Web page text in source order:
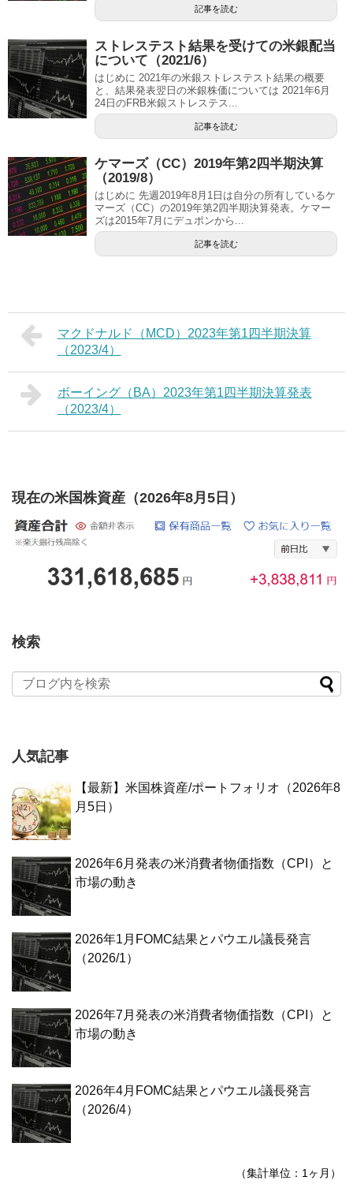
記事を読む
ストレステスト結果を受けての米銀配当
について（2021/6）
はじめに 2021年の米銀ストレステスト結果の概要
と、結果発表翌日の米銀株価については 2021年6月
24日のFRB米銀ストレステス...
記事を読む
ケマーズ（CC）2019年第2四半期決算
（2019/8）
はじめに 先週2019年8月1日は自分の所有しているケ
マーズ（CC）の2019年第2四半期決算発表。ケマー
ズは2015年7月にデュポンから...
記事を読む
マクドナルド（MCD）2023年第1四半期決算
（2023/4）
ボーイング（BA）2023年第1四半期決算発表
（2023/4）
現在の米国株資産（2026年8月5日）
検索
人気記事
【最新】米国株資産/ポートフォリオ（2026年8
月5日）
2026年6月発表の米消費者物価指数（CPI）と
市場の動き
2026年1月FOMC結果とパウエル議長発言
（2026/1）
2026年7月発表の米消費者物価指数（CPI）と
市場の動き
2026年4月FOMC結果とパウエル議長発言
（2026/4）
（集計単位：1ヶ月）